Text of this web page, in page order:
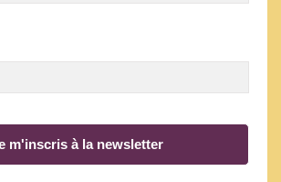
m'inscris à la newsletter